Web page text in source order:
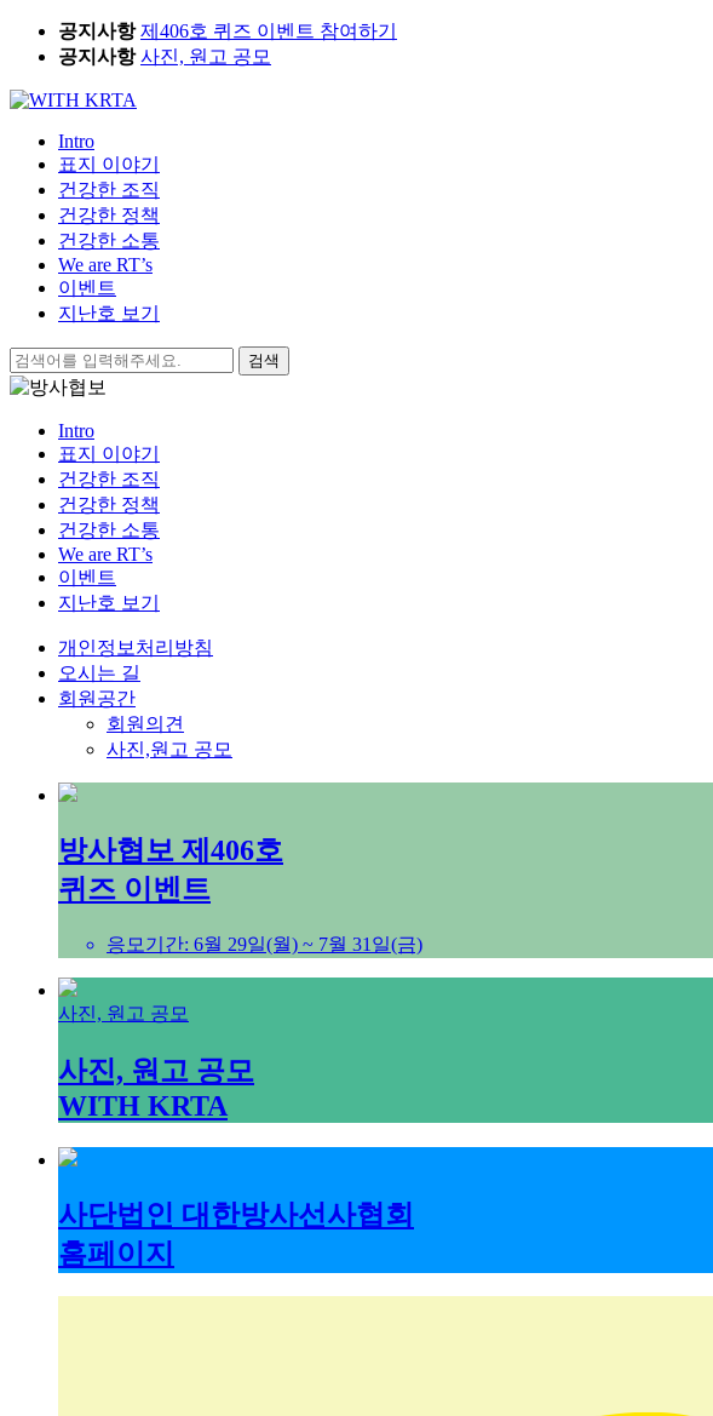
Skip
content
공지사항 제406호 퀴즈 이벤트 참여하기
공지사항 사진, 원고 공모
Intro
표지 이야기
건강한 조직
건강한 정책
건강한 소통
We are RT’s
이벤트
지난호 보기
검
색:
Intro
표지 이야기
건강한 조직
건강한 정책
건강한 소통
We are RT’s
이벤트
지난호 보기
개인정보처리방침
오시는 길
회원공간
회원의견
사진,원고 공모
방사협보 제406호
퀴즈 이벤트
응모기간: 6월 29일(월) ~ 7월 31일(금)
사진, 원고 공모
사진, 원고 공모
WITH KRTA
사단법인 대한방사선사협회
홈페이지